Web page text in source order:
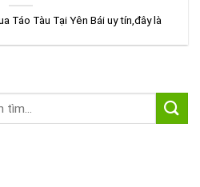
Táo Tàu Tại Yên Bái uy tín,đây là